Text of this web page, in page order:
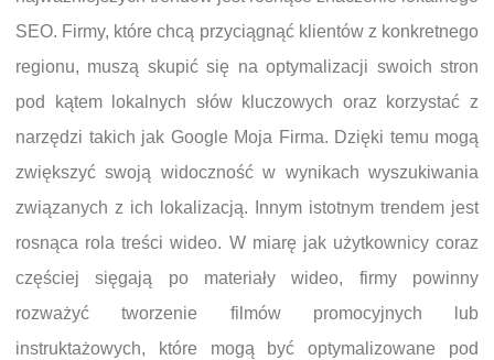
SEO. Firmy, które chcą przyciągnąć klientów z konkretnego
regionu, muszą skupić się na optymalizacji swoich stron
pod kątem lokalnych słów kluczowych oraz korzystać z
narzędzi takich jak Google Moja Firma. Dzięki temu mogą
zwiększyć swoją widoczność w wynikach wyszukiwania
związanych z ich lokalizacją. Innym istotnym trendem jest
rosnąca rola treści wideo. W miarę jak użytkownicy coraz
częściej sięgają po materiały wideo, firmy powinny
rozważyć tworzenie filmów promocyjnych lub
instruktażowych, które mogą być optymalizowane pod